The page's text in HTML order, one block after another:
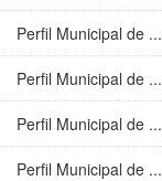
Perfil Municipal de ...
Perfil Municipal de ...
Perfil Municipal de ...
Perfil Municipal de ...